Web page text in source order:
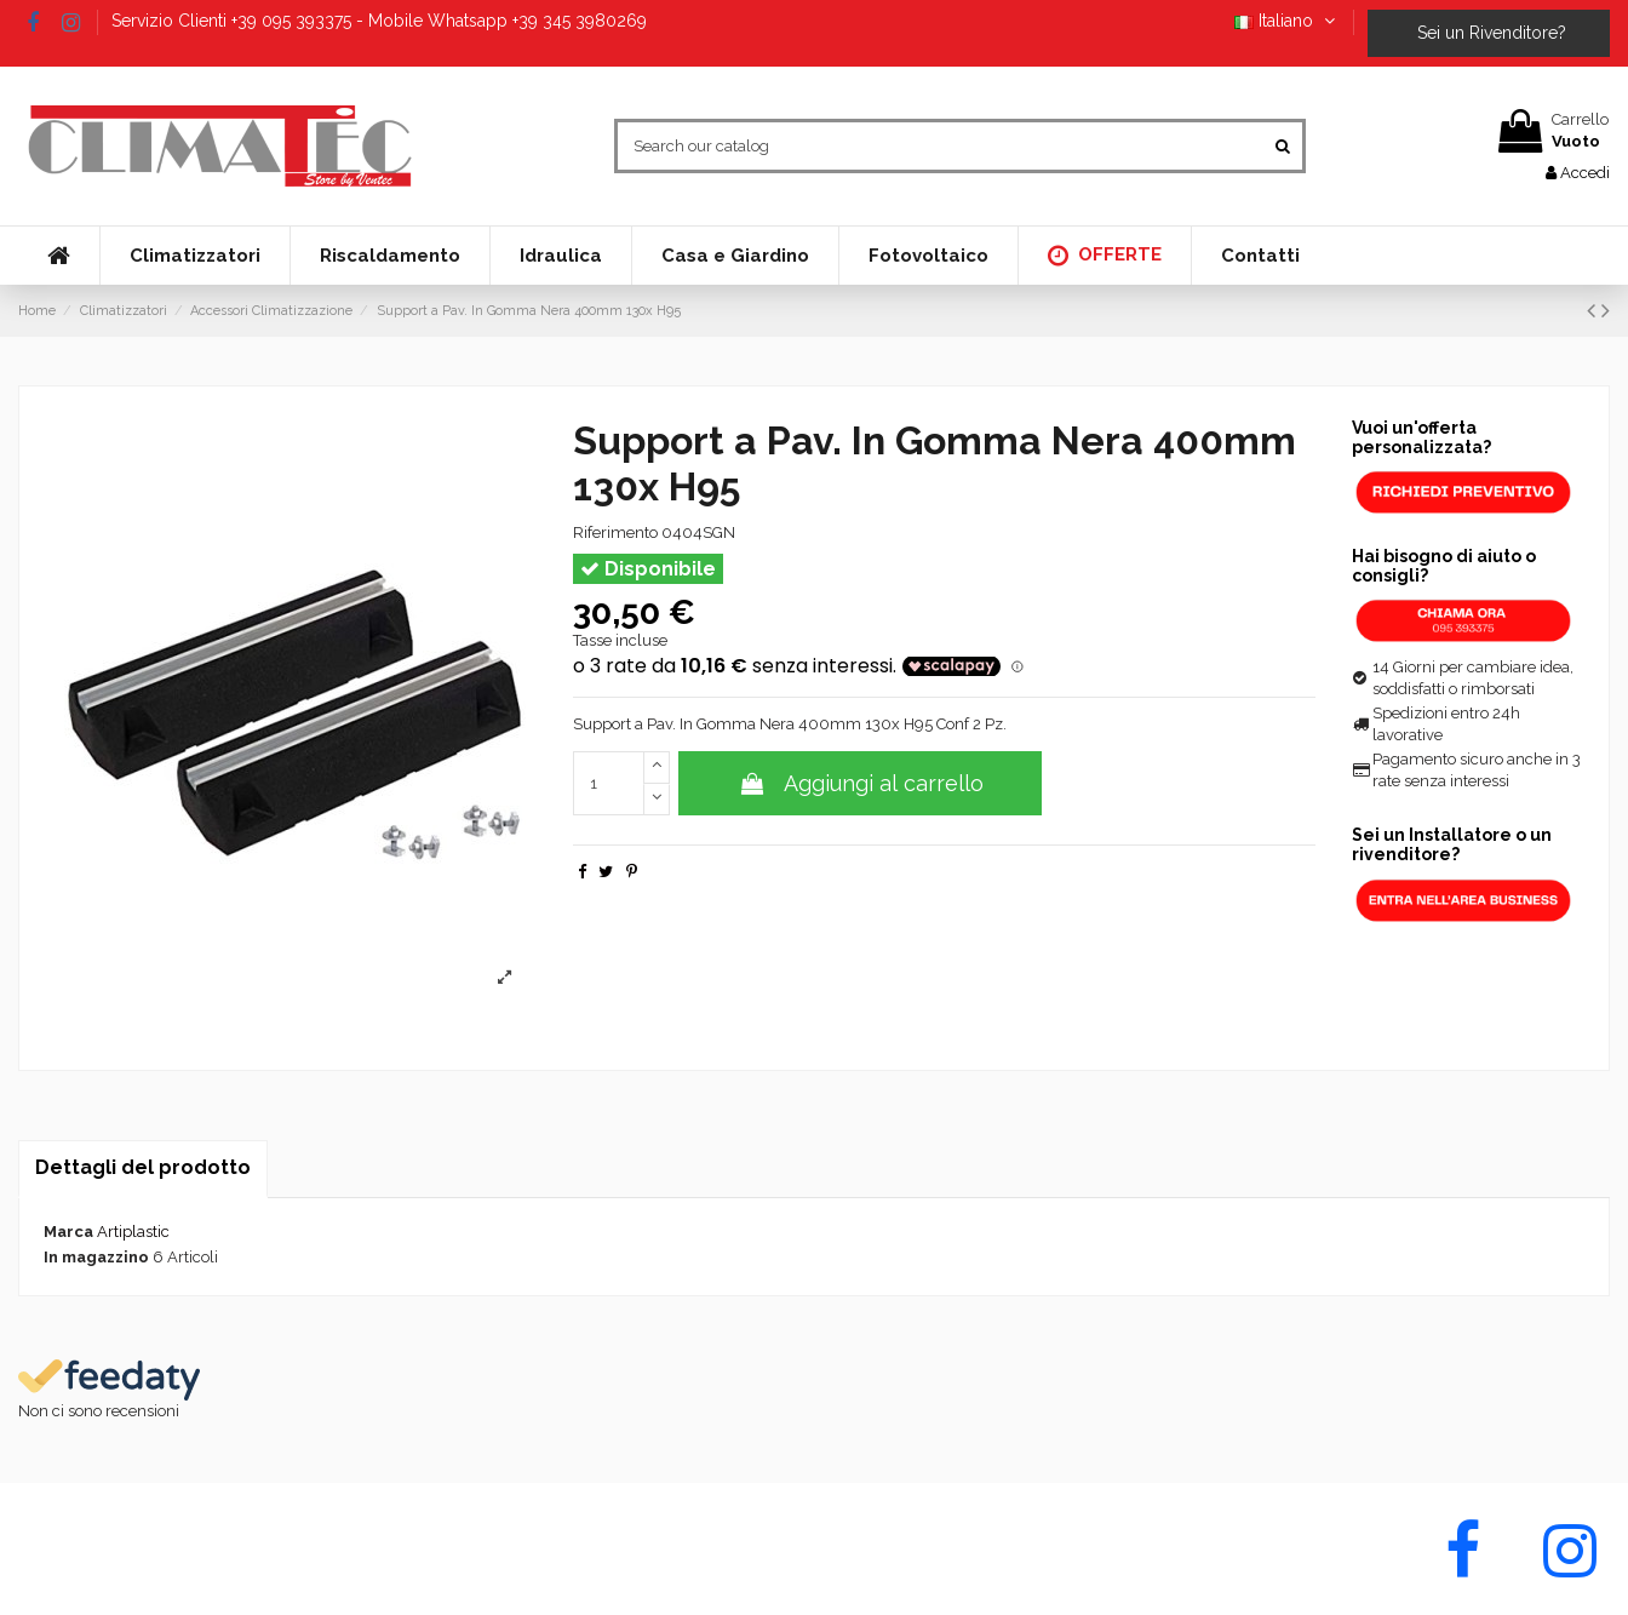
Servizio Clienti +39 095 393375 - Mobile Whatsapp +39 345 3980269 Italiano
Sei un Rivenditore?
Carrello
Vuoto
Accedi
Climatizzatori Riscaldamento Idraulica Casa e Giardino Fotovoltaico OFFERTE Contatti
Home Climatizzatori Accessori Climatizzazione Support a Pav. In Gomma Nera 400mm 130x H95
Support a Pav. In Gomma Nera 400mm
130x H95
Riferimento 0404SGN
Disponibile
30,50 €
Tasse incluse
Support a Pav. In Gomma Nera 400mm 130x H95 Conf 2 Pz.
Aggiungi al carrello
Vuoi un'offerta
personalizzata?
Hai bisogno di aiuto o
consigli?
14 Giorni per cambiare idea,
soddisfatti o rimborsati
Spedizioni entro 24h
lavorative
Pagamento sicuro anche in 3
rate senza interessi
Sei un Installatore o un
rivenditore?
Dettagli del prodotto
Marca Artiplastic
In magazzino 6 Articoli
Non ci sono recensioni